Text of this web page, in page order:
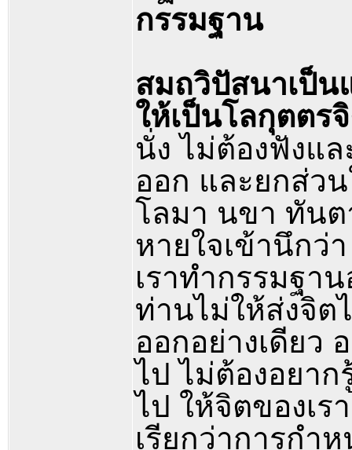
กรรมฐาน
สมถวิปัสนาเป็น
ให้เป็นโลกุตตร
นั่ง ไม่ต้องฟังแ
ออก และยกส่ว
โลมา นขา ทันต
หายใจเข้านึกว่
เราทำกรรมฐา
ท่านไม่ให้ส่งจิต
ออกอย่างเดียว
ไป ไม่ต้องอยาก
ไป ให้จิตของเ
เรียกว่าการกำ